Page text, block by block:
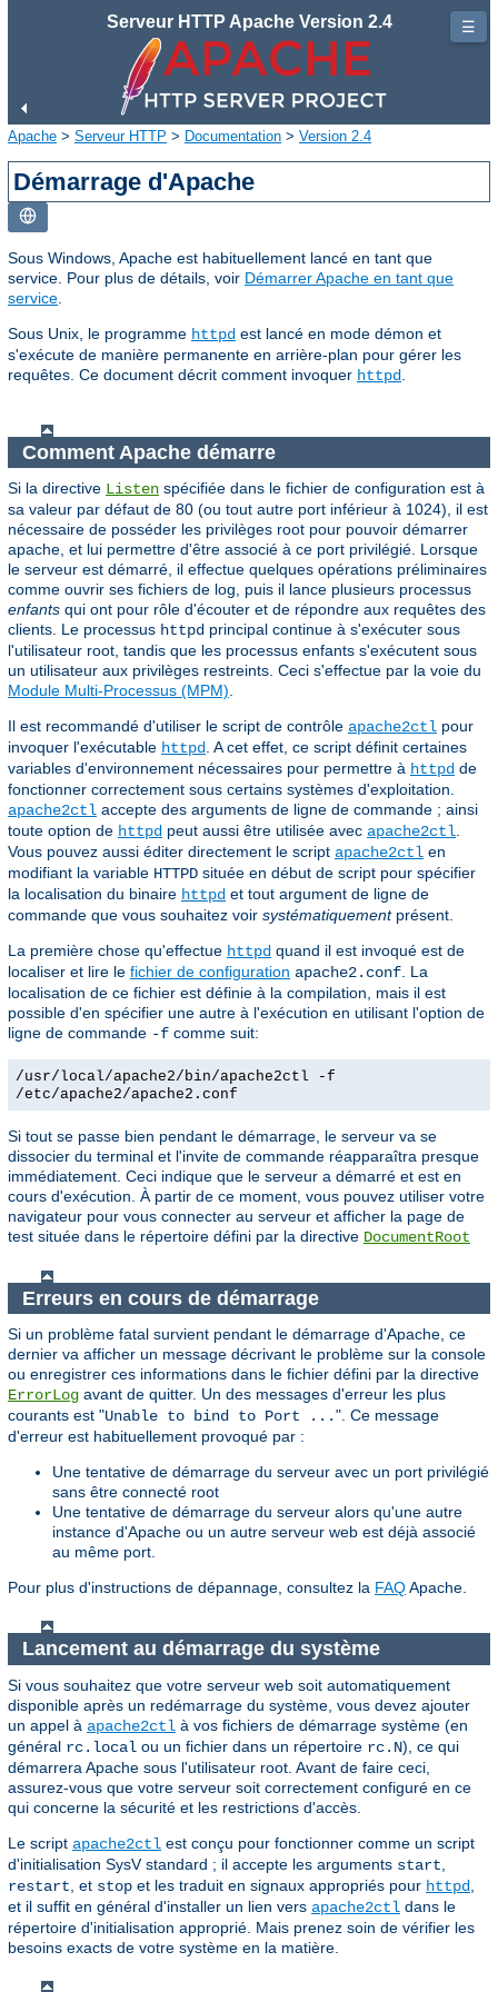
Serveur HTTP Apache Version 2.4
Apache > Serveur HTTP > Documentation > Version 2.4
Démarrage d'Apache
Sous Windows, Apache est habituellement lancé en tant que
service. Pour plus de détails, voir Démarrer Apache en tant que
service
Sous Unix, le programme httpd est lancé en mode démon et
s'exécute de manière permanente en arrière-plan pour gérer les
requêtes. Ce document décrit comment invoquer httpd
Comment Apache démarre
Si la directive Listen spécifiée dans le fichier de configuration est à
sa valeur par défaut de 80 (ou tout autre port inférieur à 1024), il est
nécessaire de posséder les privilèges root pour pouvoir démarrer
apache, et lui permettre d'être associé à ce port privilégié. Lorsque
le serveur est démarré, il effectue quelques opérations préliminaires
comme ouvrir ses fichiers de log, puis il lance plusieurs processus
enfants qui ont pour rôle d'écouter et de répondre aux requêtes des
clients. Le processus httpd principal continue à s'exécuter sous
l'utilisateur root, tandis que les processus enfants s'exécutent sous
un utilisateur aux privilèges restreints. Ceci s'effectue par la voie du
Module Multi-Processus (MPM)
Il est recommandé d'utiliser le script de contrôle apache2ctl pour
invoquer l'exécutable httpd . A cet effet, ce script définit certaines
variables d'environnement nécessaires pour permettre à httpd de
fonctionner correctement sous certains systèmes d'exploitation.
apache2ctl accepte des arguments de ligne de commande ; ainsi
toute option de httpd peut aussi être utilisée avec apache2ctl
Vous pouvez aussi éditer directement le script apache2ctl en
modifiant la variable HTTPD située en début de script pour spécifier
la localisation du binaire httpd et tout argument de ligne de
commande que vous souhaitez voir systématiquementprésent.
La première chose qu'effectue httpd quand il est invoqué est de
localiser et lire le fichier de configuration apache2.conf . La
localisation de ce fichier est définie à la compilation, mais il est
possible d'en spécifier une autre à l'exécution en utilisant l'option de
ligne de commande -f comme suit:
/usr/local/apache2/bin/apache2ctl -f
/etc/apache2/apache2.conf
Si tout se passe bien pendant le démarrage, le serveur va se
dissocier du terminal et l'invite de commande réapparaîtra presque
immédiatement. Ceci indique que le serveur a démarré et est en
cours d'exécution. À partir de ce moment, vous pouvez utiliser votre
navigateur pour vous connecter au serveur et afficher la page de
test située dans le répertoire défini par la directive DocumentRoot
Erreurs en cours de démarrage
Si un problème fatal survient pendant le démarrage d'Apache, ce
dernier va afficher un message décrivant le problème sur la console
ou enregistrer ces informations dans le fichier défini par la directive
ErrorLog avant de quitter. Un des messages d'erreur les plus
courants est "Unable to bind to Port ...". Ce message
d'erreur est habituellement provoqué par :
Une tentative de démarrage du serveur avec un port privilégié
sans être connecté root
Une tentative de démarrage du serveur alors qu'une autre
instance d'Apache ou un autre serveur web est déjà associé
au même port.
Pour plus d'instructions de dépannage, consultez la FAQApache.
Lancement au démarrage du système
Si vous souhaitez que votre serveur web soit automatiquement
disponible après un redémarrage du système, vous devez ajouter
un appel à apache2ctl à vos fichiers de démarrage système (en
général rc.local ou un fichier dans un répertoire rc.N), ce qui
démarrera Apache sous l'utilisateur root. Avant de faire ceci,
assurez-vous que votre serveur soit correctement configuré en ce
qui concerne la sécurité et les restrictions d'accès.
Le script apache2ctl est conçu pour fonctionner comme un script
d'initialisation SysV standard ; il accepte les arguments start
restart , et stop et les traduit en signaux appropriés pour httpd
et il suffit en général d'installer un lien vers apache2ctl dans le
répertoire d'initialisation approprié. Mais prenez soin de vérifier les
besoins exacts de votre système en la matière.
☰